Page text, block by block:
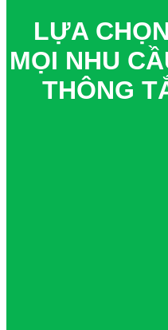
LỰA
MỌI NHU
THÔNG